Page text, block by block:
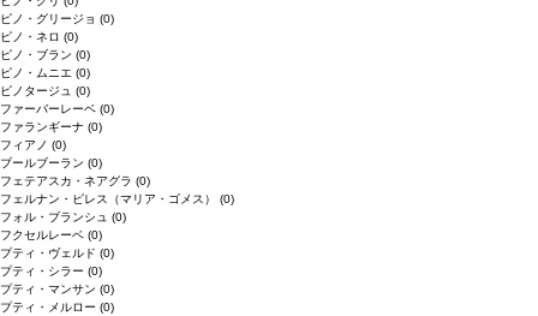
ピノ・グリージョ (0)
ピノ・ネロ (0)
ピノ・ブラン (0)
ピノ・ムニエ (0)
ピノタージュ (0)
ファーバーレーベ (0)
ファランギーナ (0)
フィアノ (0)
ブールブーラン (0)
フェテアスカ・ネアグラ (0)
フェルナン・ピレス（マリア・ゴメス） (0)
フォル・ブランシュ (0)
フクセルレーベ (0)
プティ・ヴェルド (0)
プティ・シラー (0)
プティ・マンサン (0)
プティ・メルロー (0)